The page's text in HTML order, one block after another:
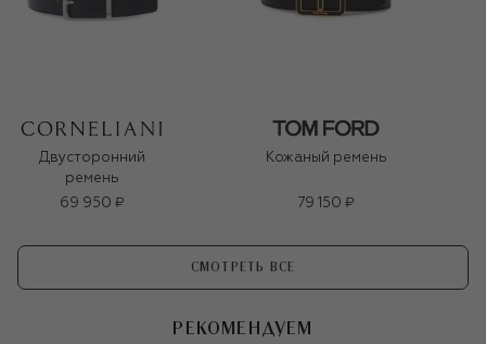
Двусторонний
ремень
69 950 ₽
Кожаный ремень
79 150 ₽
СМОТРЕТЬ ВСЕ
РЕКОМЕНДУЕМ